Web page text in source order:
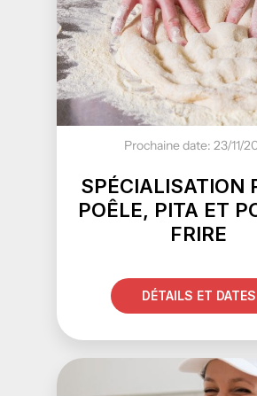
Prochaine date: 23/11/
SPÉCIALISATION
POÊLE, PITA ET
FRIRE
DÉTAILS ET DATES